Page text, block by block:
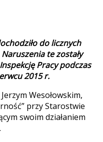
do licznych
te zostały
Pracy podczas
2015 r.
Wesołowskim,
przy Starostwie
swoim działaniem